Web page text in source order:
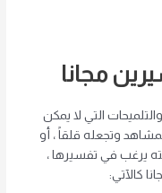
مجانا
التي لا يمكن
وتجعله قلقاً ، أو
يرغب في تفسيرها ،
كالآتي: